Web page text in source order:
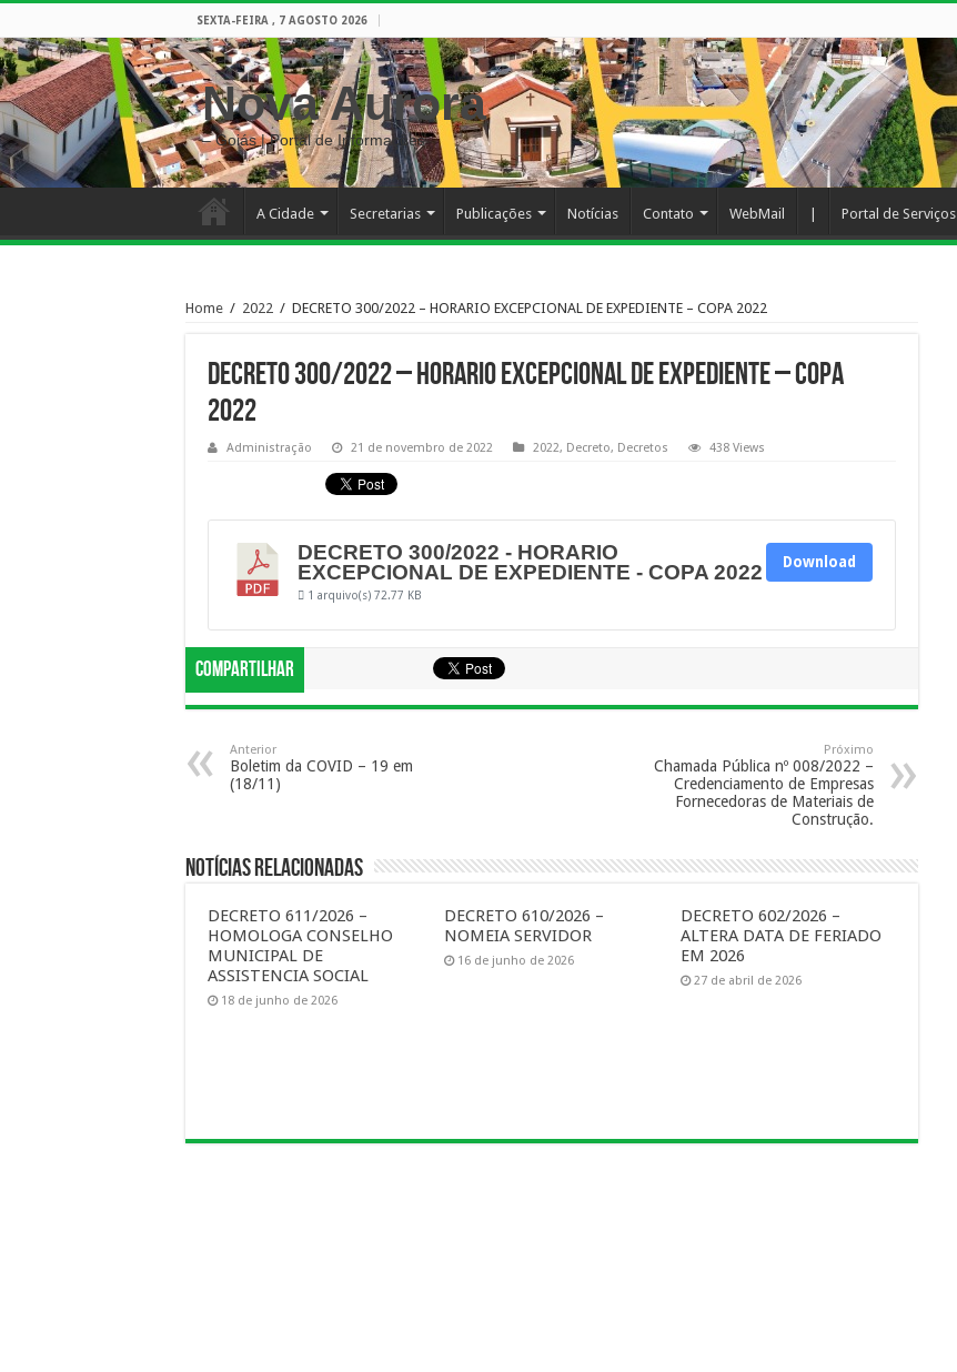
SEXTA-FEIRA , 7 AGOSTO 2026
Nova Aurora
– Goiás | Portal de Informações
A Cidade Secretarias Publicações Notícias Contato WebMail Portal de Serviços
Home / 2022 / DECRETO 300/2022 – HORARIO EXCEPCIONAL DE EXPEDIENTE – COPA 2022
DECRETO 300/2022 – HORARIO EXCEPCIONAL DE EXPEDIENTE – COPA
2022
Administração 21 de novembro de 2022 2022, Decreto, Decretos 438 Views
DECRETO 300/2022 - HORARIO
EXCEPCIONAL DE EXPEDIENTE - COPA 2022
1 arquivo(s) 72.77 KB
Download
Compartilhar
Anterior
Boletim da COVID – 19 em
(18/11)
Próximo
Chamada Pública nº 008/2022 –
Credenciamento de Empresas
Fornecedoras de Materiais de
Construção.
Notícias Relacionadas
DECRETO 611/2026 –
HOMOLOGA CONSELHO
MUNICIPAL DE
ASSISTENCIA SOCIAL
18 de junho de 2026
DECRETO 610/2026 –
NOMEIA SERVIDOR
16 de junho de 2026
DECRETO 602/2026 –
ALTERA DATA DE FERIADO
EM 2026
27 de abril de 2026